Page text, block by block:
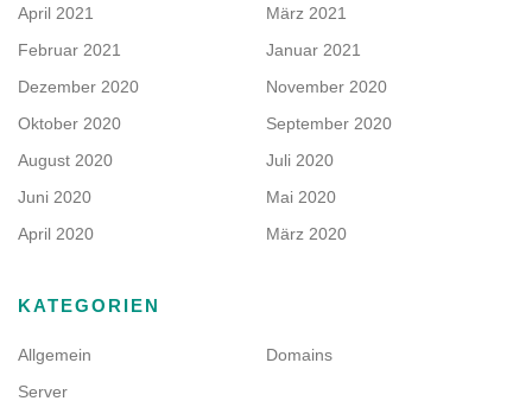
April 2021
März 2021
Februar 2021
Januar 2021
Dezember 2020
November 2020
Oktober 2020
September 2020
August 2020
Juli 2020
Juni 2020
Mai 2020
April 2020
März 2020
KATEGORIEN
Allgemein
Domains
Server